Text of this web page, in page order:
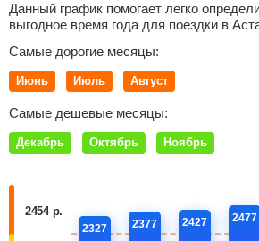
Данный график помогает легко
выгодное время года для поездки в
Самые дорогие месяцы:
Июнь Июль Август
Самые дешевые месяцы:
Декабрь Октябрь Ноябрь
2454 р.
2327 2377 2427 2477